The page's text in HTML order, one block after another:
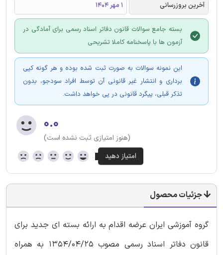
آخرین بروزرسانی
1 مهر 1404
بسته جامع سوالات قانون دفاتر اسناد رسمی برای آمادگی در
آزمون ها با پاسخنامه کاملا تشریحی
این نمونه سوالات به صورت ثبت شده بوده و هر گونه کپی
برداری و انتشار غیر قانونی آن توسط افراد سودجو، بدون
تذکر قبلی، پیگرد قانونی در پی خواهد داشت.
۰.۰
(هنوز امتیازی ثبت نشده است)
جزئیات محصول
گروه آموزشی ایران عرضه اقدام به ارائه بسته ای جدید برای
قانون دفاتر اسناد رسمی مصوب 1354/04/25 به همراه